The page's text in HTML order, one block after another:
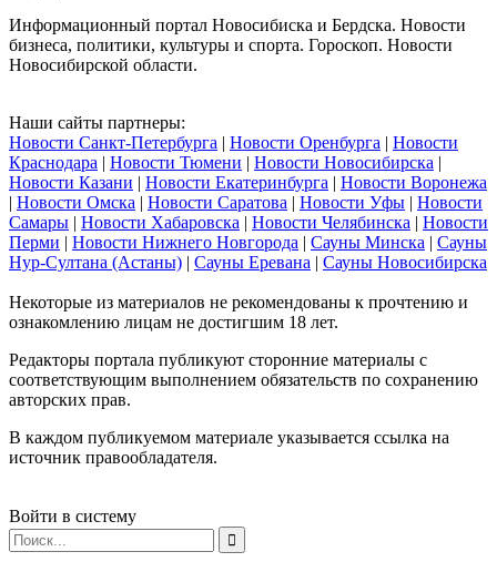
Информационный портал Новосибиска и Бердска. Новости
бизнеса, политики, культуры и спорта. Гороскоп. Новости
Новосибирской области.
Наши сайты партнеры:
Новости Санкт-Петербурга | Новости Оренбурга | Новости
Краснодара | Новости Тюмени | Новости Новосибирска |
Новости Казани | Новости Екатеринбурга | Новости Воронежа
| Новости Омска | Новости Саратова | Новости Уфы | Новости
Самары | Новости Хабаровска | Новости Челябинска | Новости
Перми | Новости Нижнего Новгорода | Сауны Минска | Сауны
Нур-Султана (Астаны) | Сауны Еревана | Сауны Новосибирска
Некоторые из материалов не рекомендованы к прочтению и
ознакомлению лицам не достигшим 18 лет.
Редакторы портала публикуют сторонние материалы с
соответствующим выполнением обязательств по сохранению
авторских прав.
В каждом публикуемом материале указывается ссылка на
источник правообладателя.
Войти в систему